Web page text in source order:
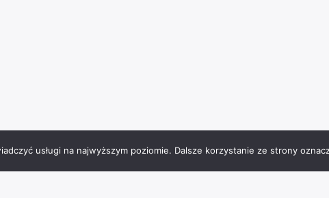
usługi na najwyższym poziomie. Dalsze korzystanie ze strony